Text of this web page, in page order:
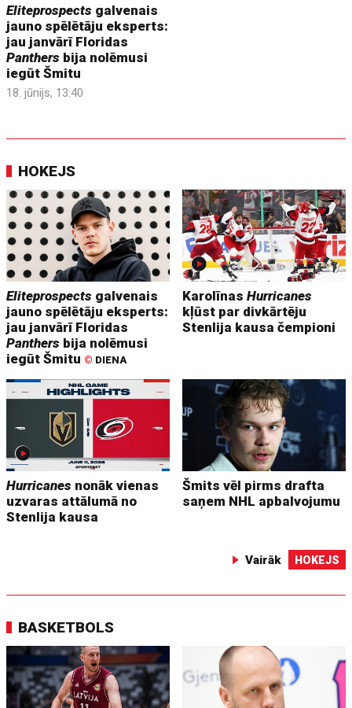
Eliteprospects galvenais
jauno spēlētāju eksperts:
jau janvārī Floridas
Panthers bija nolēmusi
iegūt Šmitu
18. jūnijs, 13:40
HOKEJS
Eliteprospects galvenais
jauno spēlētāju eksperts:
jau janvārī Floridas
Panthers bija nolēmusi
iegūt Šmitu © DIENA
KarolīnasHurricanes
kļūst par divkārtēju
Stenlija kausa čempioni
Hurricanes nonāk vienas
uzvaras attālumā no
Stenlija kausa
Šmits vēl pirms drafta
saņem NHL apbalvojumu
Vairāk HOKEJS
BASKETBOLS